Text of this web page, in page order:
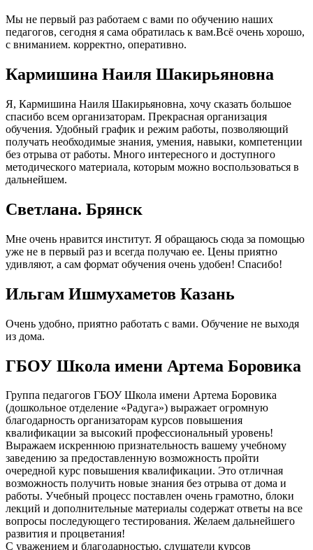
Мы не первый раз работаем с вами по обучению наших
педагогов, сегодня я сама обратилась к вам.Всё очень хорошо,
с вниманием. корректно, оперативно.
Кармишина Наиля Шакирьяновна
Я, Кармишина Наиля Шакирьяновна, хочу сказать большое
спасибо всем организаторам. Прекрасная организация
обучения. Удобный график и режим работы, позволяющий
получать необходимые знания, умения, навыки, компетенции
без отрыва от работы. Много интересного и доступного
методического материала, которым можно воспользоваться в
дальнейшем.
Cветлана. Брянск
Мне очень нравится институт. Я обращаюсь сюда за помощью
уже не в первый раз и всегда получаю ее. Цены приятно
удивляют, а сам формат обучения очень удобен! Спасибо!
Ильгам Ишмухаметов Казань
Очень удобно, приятно работать с вами. Обучение не выходя
из дома.
ГБОУ Школа имени Артема Боровика
Группа педагогов ГБОУ Школа имени Артема Боровика
(дошкольное отделение «Радуга») выражает огромную
благодарность организаторам курсов повышения
квалификации за высокий профессиональный уровень!
Выражаем искреннюю признательность вашему учебному
заведению за предоставленную возможность пройти
очередной курс повышения квалификации. Это отличная
возможность получить новые знания без отрыва от дома и
работы. Учебный процесс поставлен очень грамотно, блоки
лекций и дополнительные материалы содержат ответы на все
вопросы последующего тестирования. Желаем дальнейшего
развития и процветания!
С уважением и благодарностью, слушатели курсов